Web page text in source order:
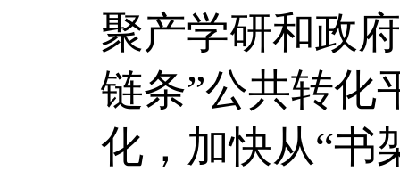
聚产学研和政
链条”公共转化
化，加快从“书